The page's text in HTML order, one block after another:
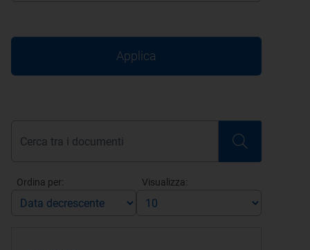
Applica
Ordina per: Visualizza: